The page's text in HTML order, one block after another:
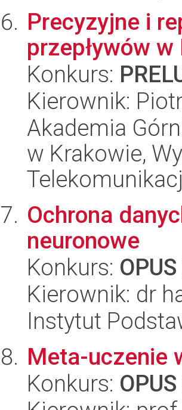
Precyzyjne i
przepływów
Konkurs:
Kierownik:
Akademia
w Krakowie,
Ochrona
neuronowe
Konkurs:
Kierownik: dr
Instytut
Meta-uczenie
Konkurs: